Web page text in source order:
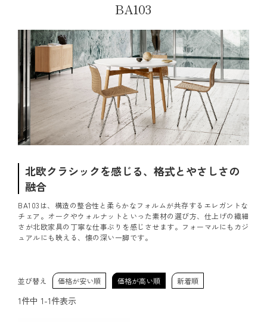
BA103
北欧クラシックを感じる、格式とやさしさの
融合
BA103は、構造の整合性と柔らかなフォルムが共存するエレガントな
チェア。オークやウォルナットといった素材の選び方、仕上げの繊細
さが北欧家具の丁寧な仕事ぶりを感じさせます。フォーマルにもカジ
ュアルにも映える、懐の深い一脚です。
並び替え 価格が安い順 価格が高い順 新着順
1件中 1-1件表示